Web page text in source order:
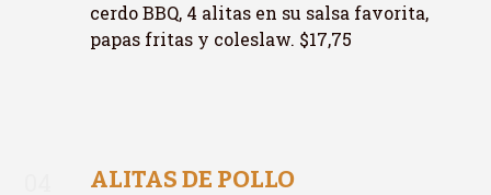
cerdo BBQ, 4 alitas en su salsa favorita,
papas fritas y coleslaw. $17,75
ALITAS DE POLLO